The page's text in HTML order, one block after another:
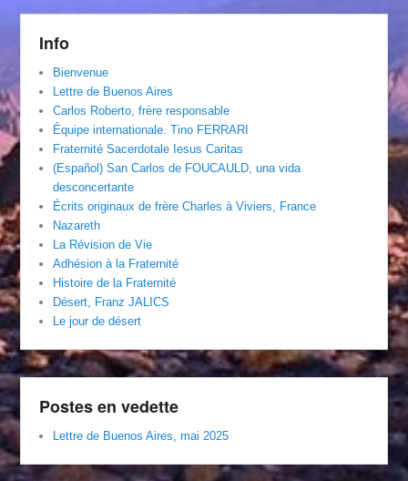
Info
Bienvenue
Lettre de Buenos Aires
Carlos Roberto, frère responsable
Équipe internationale. Tino FERRARI
Fraternité Sacerdotale Iesus Caritas
(Español) San Carlos de FOUCAULD, una vida
desconcertante
Écrits originaux de frère Charles à Viviers, France
Nazareth
La Révision de Vie
Adhésion à la Fraternité
Histoire de la Fraternité
Désert, Franz JALICS
Le jour de désert
Postes en vedette
Lettre de Buenos Aires, mai 2025